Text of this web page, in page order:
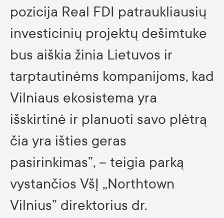
pozicija Real FDI patraukliausių
investicinių projektų dešimtuke
bus aiškia žinia Lietuvos ir
tarptautinėms kompanijoms, kad
Vilniaus ekosistema yra
išskirtinė ir planuoti savo plėtrą
čia yra išties geras
pasirinkimas”, – teigia parką
vystančios VšĮ „Northtown
Vilnius” direktorius dr.